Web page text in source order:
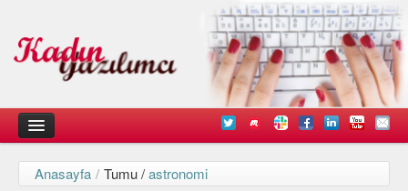
Kadın
Anasayfa / Tumu /astronomi